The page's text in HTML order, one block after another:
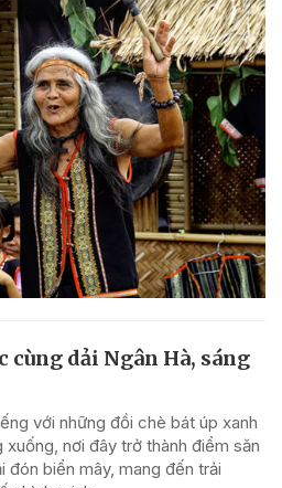
cùng dải Ngân Hà, sáng
với những đồi chè bát úp xanh
nơi đây trở thành điểm săn
đón biển mây, mang đến trải